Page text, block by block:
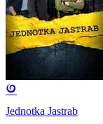
Jednotka Jastrab